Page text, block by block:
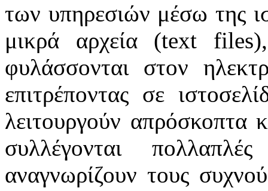
των υπηρεσιών μέσω της
μικρά αρχεία (text
φυλάσσονται στον
επιτρέποντας σε
λειτουργούν απρόσκοπτα
συλλέγονται
αναγνωρίζουν τους